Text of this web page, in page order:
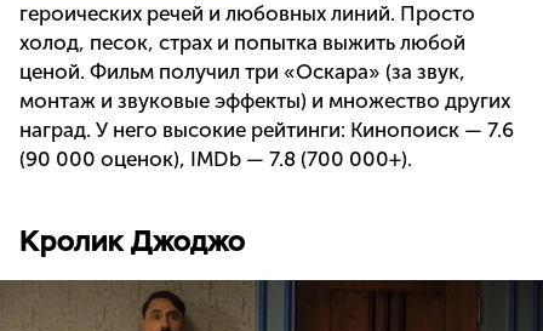
героических речей и любовных линий. Просто
холод, песок, страх и попытка выжить любой
ценой. Фильм получил три «Оскара» (за звук,
монтаж и звуковые эффекты) и множество других
наград. У него высокие рейтинги: Кинопоиск — 7.6
(90 000 оценок), IMDb — 7.8 (700 000+).
Кролик Джоджо